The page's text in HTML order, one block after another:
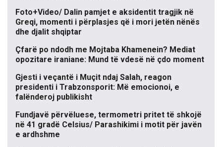
Foto+Video/ Dalin pamjet e aksidentit tragjik në
Greqi, momenti i përplasjes që i mori jetën nënës
dhe djalit shqiptar
Çfarë po ndodh me Mojtaba Khamenein? Mediat
opozitare iraniane: Mund të vdesë në çdo moment
Gjesti i veçantë i Muçit ndaj Salah, reagon
presidenti i Trabzonsporit: Më emocionoi, e
falënderoj publikisht
Fundjavë përvëluese, termometri pritet të shkojë
në 41 gradë Celsius/ Parashikimi i motit për javën
e ardhshme